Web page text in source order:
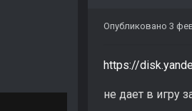
Опубликовано 3
https://
не дает в игру